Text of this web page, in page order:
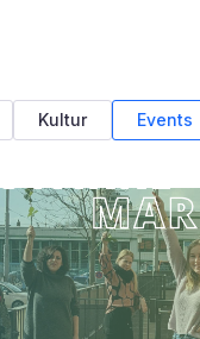
Kultur Events